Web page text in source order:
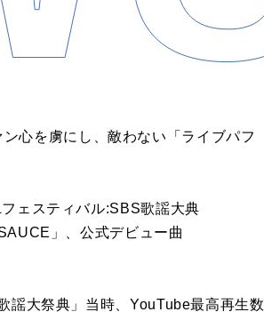
心を虜にし、敵わない「ライブパフ
ェスティバル:SBS歌謡大典
」、公式デビュー曲
謡大祭典」当時、YouTube最高再生数